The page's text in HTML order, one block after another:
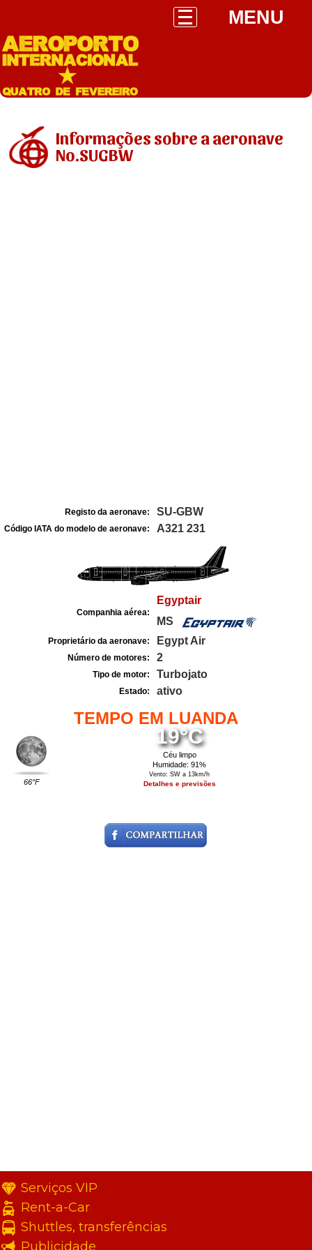
MENU
Informações sobre a aeronave
No.SUGBW
Registo da aeronave: SU-GBW
Código IATA do modelo de aeronave: A321 231
Companhia aérea:
Egyptair
MS
Proprietário da aeronave: Egypt Air
Número de motores: 2
Tipo de motor: Turbojato
Estado: ativo
TEMPO EM LUANDA
66°F
19°C
Céu limpo
Humidade: 91%
Vento: SW a 13km/h
Detalhes e previsões
Serviços VIP
Rent-a-Car
Shuttles, transferências
Publicidade